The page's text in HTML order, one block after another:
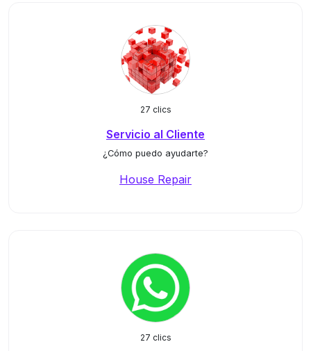
27 clics
Servicio al Cliente
¿Cómo puedo ayudarte?
House Repair
27 clics